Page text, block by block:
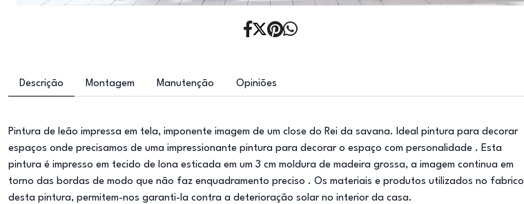
Descrição Montagem Manutenção Opiniões
Pintura de leão impressa em tela, imponente imagem de um close do Rei da savana. Ideal pintura para decorar
espaços onde precisamos de uma impressionante pintura para decorar o espaço com personalidade . Esta
pintura é impresso em tecido de lona esticada em um 3 cm moldura de madeira grossa, a imagem continua em
torno das bordas de modo que não faz enquadramento preciso . Os materiais e produtos utilizados no fabrico
desta pintura, permitem-nos garanti-la contra a deterioração solar no interior da casa.